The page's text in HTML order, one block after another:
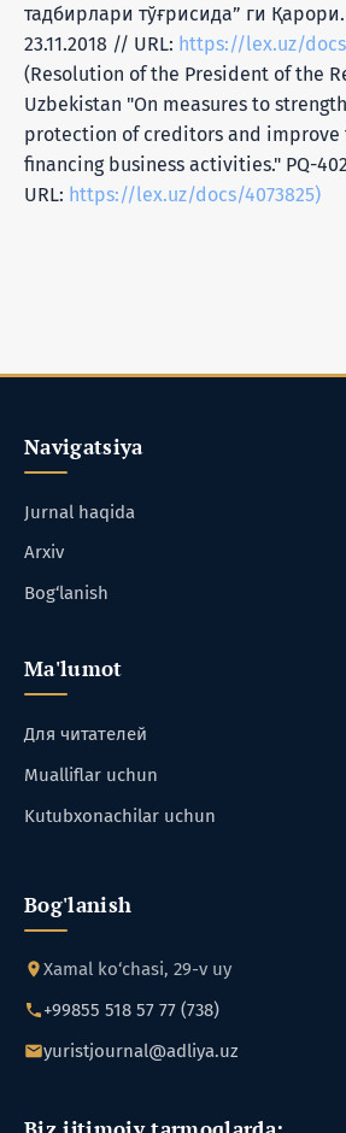
тадбирлари тўғрисида” ги
23.11.2018 // URL: https://lex.uz/
(Resolution of the President of the
Uzbekistan "On measures to
protection of creditors and improve
financing business activities." PQ-
URL: https://lex.uz/docs/4073825)
Navigatsiya
Jurnal haqida
Arxiv
Bog‘lanish
Ma'lumot
Для читателей
Mualliflar uchun
Kutubxonachilar uchun
Bog'lanish
Xamal ko‘chasi, 29-v uy
+99855 518 57 77 (738)
yuristjournal@adliya.uz